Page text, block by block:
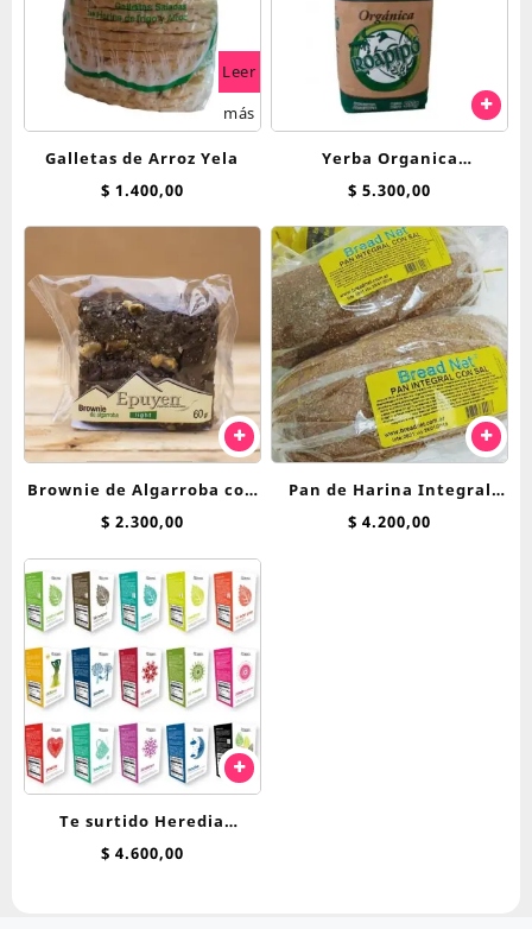
Leer
más
Galletas de Arroz Yela
$ 1.400,00
Yerba Organica
Tradicional Roapipo 500 g
$ 5.300,00
Brownie de Algarroba con
Nuez Epuyen 60 g
$ 2.300,00
Pan de Harina Integral
Breadnet
$ 4.200,00
Te surtido Heredia
Bienestar saquitos
$ 4.600,00